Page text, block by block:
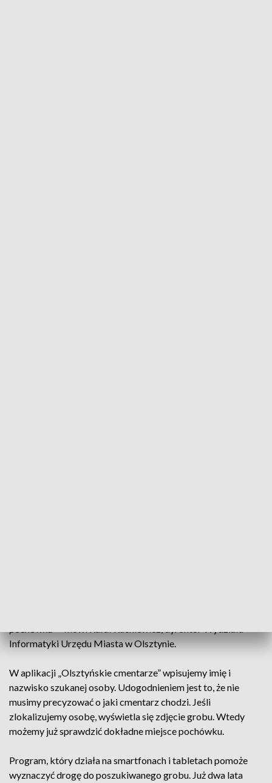
Informatyki Urzędu Miasta w Olsztynie.
W aplikacji „Olsztyńskie cmentarze” wpisujemy imię i
nazwisko szukanej osoby. Udogodnieniem jest to, że nie
musimy precyzować o jaki cmentarz chodzi. Jeśli
zlokalizujemy osobę, wyświetla się zdjęcie grobu. Wtedy
możemy już sprawdzić dokładne miejsce pochówku.
Program, który działa na smartfonach i tabletach pomoże
wyznaczyć drogę do poszukiwanego grobu. Już dwa lata